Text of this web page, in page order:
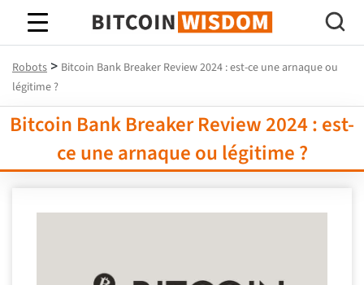
Bitcoin Sagesse
Robots > Bitcoin Bank Breaker Review 2024 : est-ce une arnaque ou
légitime ?
Bitcoin Bank Breaker Review 2024 : est-
ce une arnaque ou légitime ?